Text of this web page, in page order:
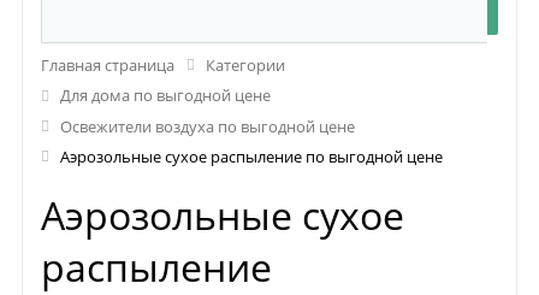
Главная страница
Категории
Для дома по выгодной цене
Освежители воздуха по выгодной цене
Аэрозольные сухое распыление по выгодной цене
Аэрозольные сухое
распыление